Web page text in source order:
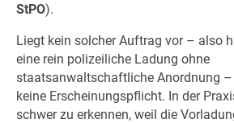
StPO).
Liegt kein solcher Auftrag vor – also
eine rein polizeiliche Ladung ohne
staatsanwaltschaftliche Anordnung
keine Erscheinungspflicht. In der
schwer zu erkennen, weil die